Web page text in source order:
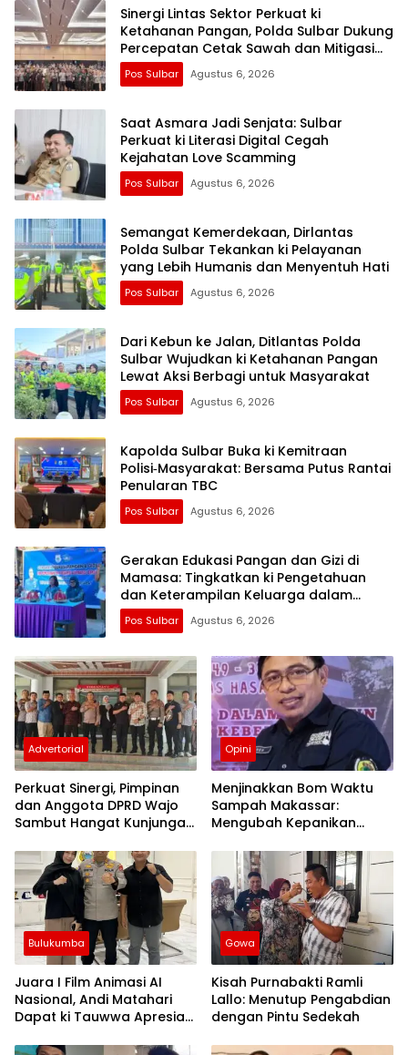
Sinergi Lintas Sektor Perkuat ki
Ketahanan Pangan, Polda Sulbar Dukung
Percepatan Cetak Sawah dan Mitigasi
Kekeringan
Pos Sulbar Agustus 6, 2026
Saat Asmara Jadi Senjata: Sulbar
Perkuat ki Literasi Digital Cegah
Kejahatan Love Scamming
Pos Sulbar Agustus 6, 2026
Semangat Kemerdekaan, Dirlantas
Polda Sulbar Tekankan ki Pelayanan
yang Lebih Humanis dan Menyentuh Hati
Pos Sulbar Agustus 6, 2026
Dari Kebun ke Jalan, Ditlantas Polda
Sulbar Wujudkan ki Ketahanan Pangan
Lewat Aksi Berbagi untuk Masyarakat
Pos Sulbar Agustus 6, 2026
Kapolda Sulbar Buka ki Kemitraan
Polisi‑Masyarakat: Bersama Putus Rantai
Penularan TBC
Pos Sulbar Agustus 6, 2026
Gerakan Edukasi Pangan dan Gizi di
Mamasa: Tingkatkan ki Pengetahuan
dan Keterampilan Keluarga dalam
Pemenuhan Gizi
Pos Sulbar Agustus 6, 2026
Advertorial
Perkuat Sinergi, Pimpinan
dan Anggota DPRD Wajo
Sambut Hangat Kunjungan
yang Baru
Opini
Menjinakkan Bom Waktu
Sampah Makassar:
Mengubah Kepanikan
Berbasis RT
Bulukumba
Juara I Film Animasi AI
Nasional, Andi Matahari
Dapat ki Tauwwa Apresiasi
Gowa
Kisah Purnabakti Ramli
Lallo: Menutup Pengabdian
dengan Pintu Sedekah